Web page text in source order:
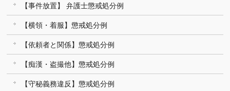
【事件放置】 弁護士懲戒処分例
【横領・着服】懲戒処分例
【依頼者と関係】懲戒処分例
【痴漢・盗撮他】懲戒処分例
【守秘義務違反】懲戒処分例